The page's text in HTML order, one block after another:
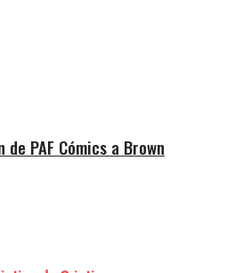
PAF Cómics a Brown